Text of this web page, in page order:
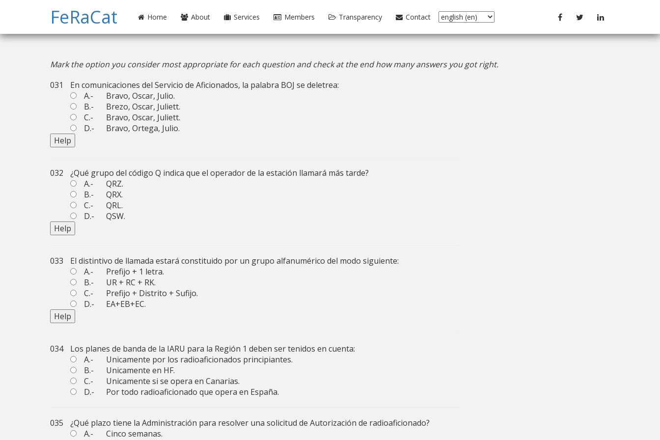
FeRaCat Home About Services Members Transparency Contact
Mark the option you consider most appropriate for each question and check at the end how many answers you got right.
031
En comunicaciones del Servicio de Aficionados, la palabra BOJ se deletrea:
A.-
Bravo, Oscar, Julio.
B.-
Brezo, Oscar, Juliett.
C.-
Bravo, Oscar, Juliett.
D.-
Bravo, Ortega, Julio.
032
¿Qué grupo del código Q indica que el operador de la estación llamará más tarde?
A.-
QRZ.
B.-
QRX.
C.-
QRL.
D.-
QSW.
033
El distintivo de llamada estará constituido por un grupo alfanumérico del modo siguiente:
A.-
Prefijo + 1 letra.
B.-
UR + RC + RK.
C.-
Prefijo + Distrito + Sufijo.
D.-
EA+EB+EC.
034
Los planes de banda de la IARU para la Región 1 deben ser tenidos en cuenta:
A.-
Unicamente por los radioaficionados principiantes.
B.-
Unicamente en HF.
C.-
Unicamente si se opera en Canarias.
D.-
Por todo radioaficionado que opera en España.
035
¿Qué plazo tiene la Administración para resolver una solicitud de Autorización de radioaficionado?
A.-
Cinco semanas.